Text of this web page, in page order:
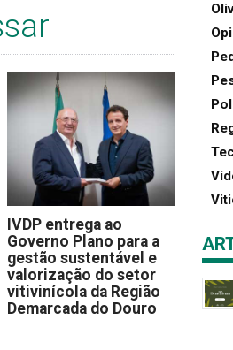
IVDP entrega ao
Governo Plano para a
gestão sustentável e
valorização do setor
vitivinícola da Região
Demarcada do Douro